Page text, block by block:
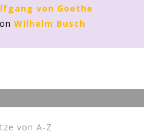
von Goethe
Wilhelm Busch
von A-Z